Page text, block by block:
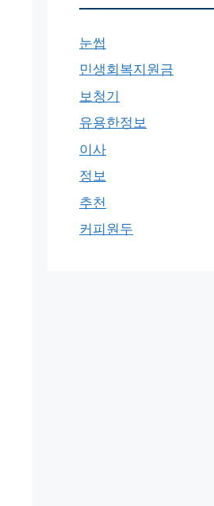
눈썹
민생회복지원금
보청기
유용한정보
이사
정보
추천
커피원두